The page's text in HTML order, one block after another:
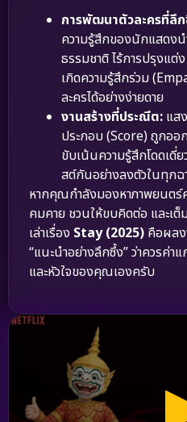
การพัฒนาตัวละครที่ลึ
ความรู้สึกของนักแสดงน
ธรรมชาติ ไร้การปรุงแต่
เกิดความรู้สึกร่วม
ละครได้อย่างง่ายดาย
งานสร้างที่ประณีต: แส
ประกอบ (Score) ถูกอ
ขับเน้นความรู้สึกโดดเดี่
สต์กันอย่างลงตัวในทุกฉ
หากคุณกำลังมองหาภาพยนต
คมคาย ชวนให้ขบคิดต่อ และเ
เล่าเรื่อง Stay (2025) คือผลง
“แนะนำอย่างลึกซึ้ง” ว่าควรค่า
และหัวใจของคุณเองครับ